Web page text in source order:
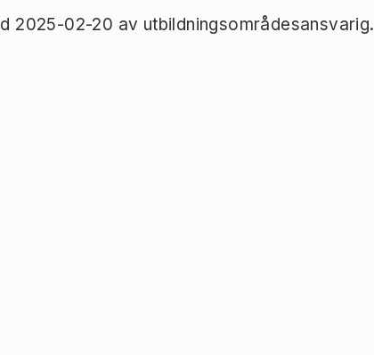
2025-02-20 av utbildningsområdesansvarig.